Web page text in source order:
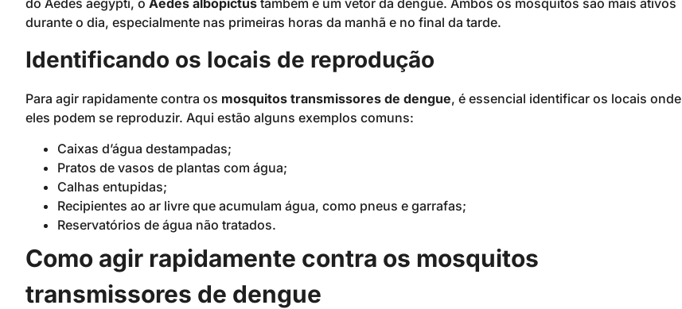
durante o dia, especialmente nas primeiras horas da manhã e no final da tarde.
Identificando os locais de reprodução
Para agir rapidamente contra os mosquitos transmissores de dengue, é essencial identificar os locais onde
eles podem se reproduzir. Aqui estão alguns exemplos comuns:
Caixas d’água destampadas;
Pratos de vasos de plantas com água;
Calhas entupidas;
Recipientes ao ar livre que acumulam água, como pneus e garrafas;
Reservatórios de água não tratados.
Como agir rapidamente contra os mosquitos
transmissores de dengue